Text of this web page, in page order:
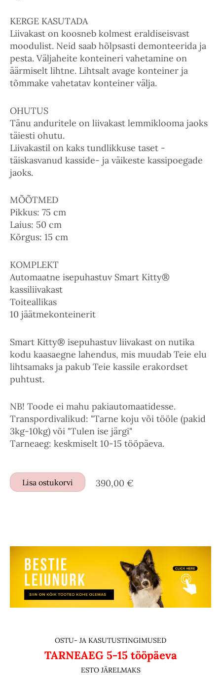
KERGE KASUTADA
Liivakast on koosneb kolmest eraldiseisvast
moodulist. Neid saab hõlpsasti demonteerida ja
pesta. Väljaheite konteineri vahetamine on
äärmiselt lihtne. Lihtsalt avage konteiner ja
tõmmake vahetatav konteiner välja.
OHUTUS
Tänu anduritele on liivakast lemmiklooma jaoks
täiesti ohutu.
Liivakastil on kaks tundlikkuse taset -
täiskasvanud kasside- ja väikeste kassipoegade
jaoks.
MÕÕTMED
Pikkus: 75 cm
Laius: 50 cm
Kõrgus: 15 cm
KOMPLEKT
Automaatne isepuhastuv Smart Kitty®
kassiliivakast
Toiteallikas
10 jäätmekonteinerit
Smart Kitty® isepuhastuv liivakast on nutika
kodu kaasaegne lahendus, mis muudab Teie elu
lihtsamaks ja pakub Teie kassile erakordset
puhtust.
NB! Toode ei mahu pakiautomaatidesse.
Transpordivalikud: "Tarne koju või tööle (pakid
3kg-10kg) või "Tulen ise järgi"
Tarneaeg: keskmiselt 10-15 tööpäeva.
Lisa ostukorvi 390,00 €
OSTU- JA KASUTUSTINGIMUSED
TARNEAEG 5-15 tööpäeva
ESTO JÄRELMAKS